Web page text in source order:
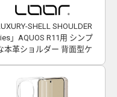
SHELL SHOULDER
」AQUOS R11用 シンプ
本革ショルダー 背面型ケ